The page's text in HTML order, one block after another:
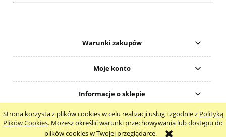
Strona korzysta z plików cookies w celu realizacji usług i zgodnie z Polityką
Plików Cookies. Możesz określić warunki przechowywania lub dostępu do
plików cookies w Twojej przeglądarce.
Warunki zakupów
Moje konto
Informacje o sklepie
pokaż pełną wersję strony